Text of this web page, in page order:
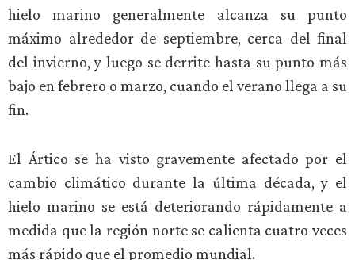
hielo marino generalmente alcanza su punto
máximo alrededor de septiembre, cerca del final
del invierno, y luego se derrite hasta su punto más
bajo en febrero o marzo, cuando el verano llega a su
fin.
El Ártico se ha visto gravemente afectado por el
cambio climático durante la última década, y el
hielo marino se está deteriorando rápidamente a
medida que la región norte se calienta cuatro veces
más rápido que el promedio mundial.